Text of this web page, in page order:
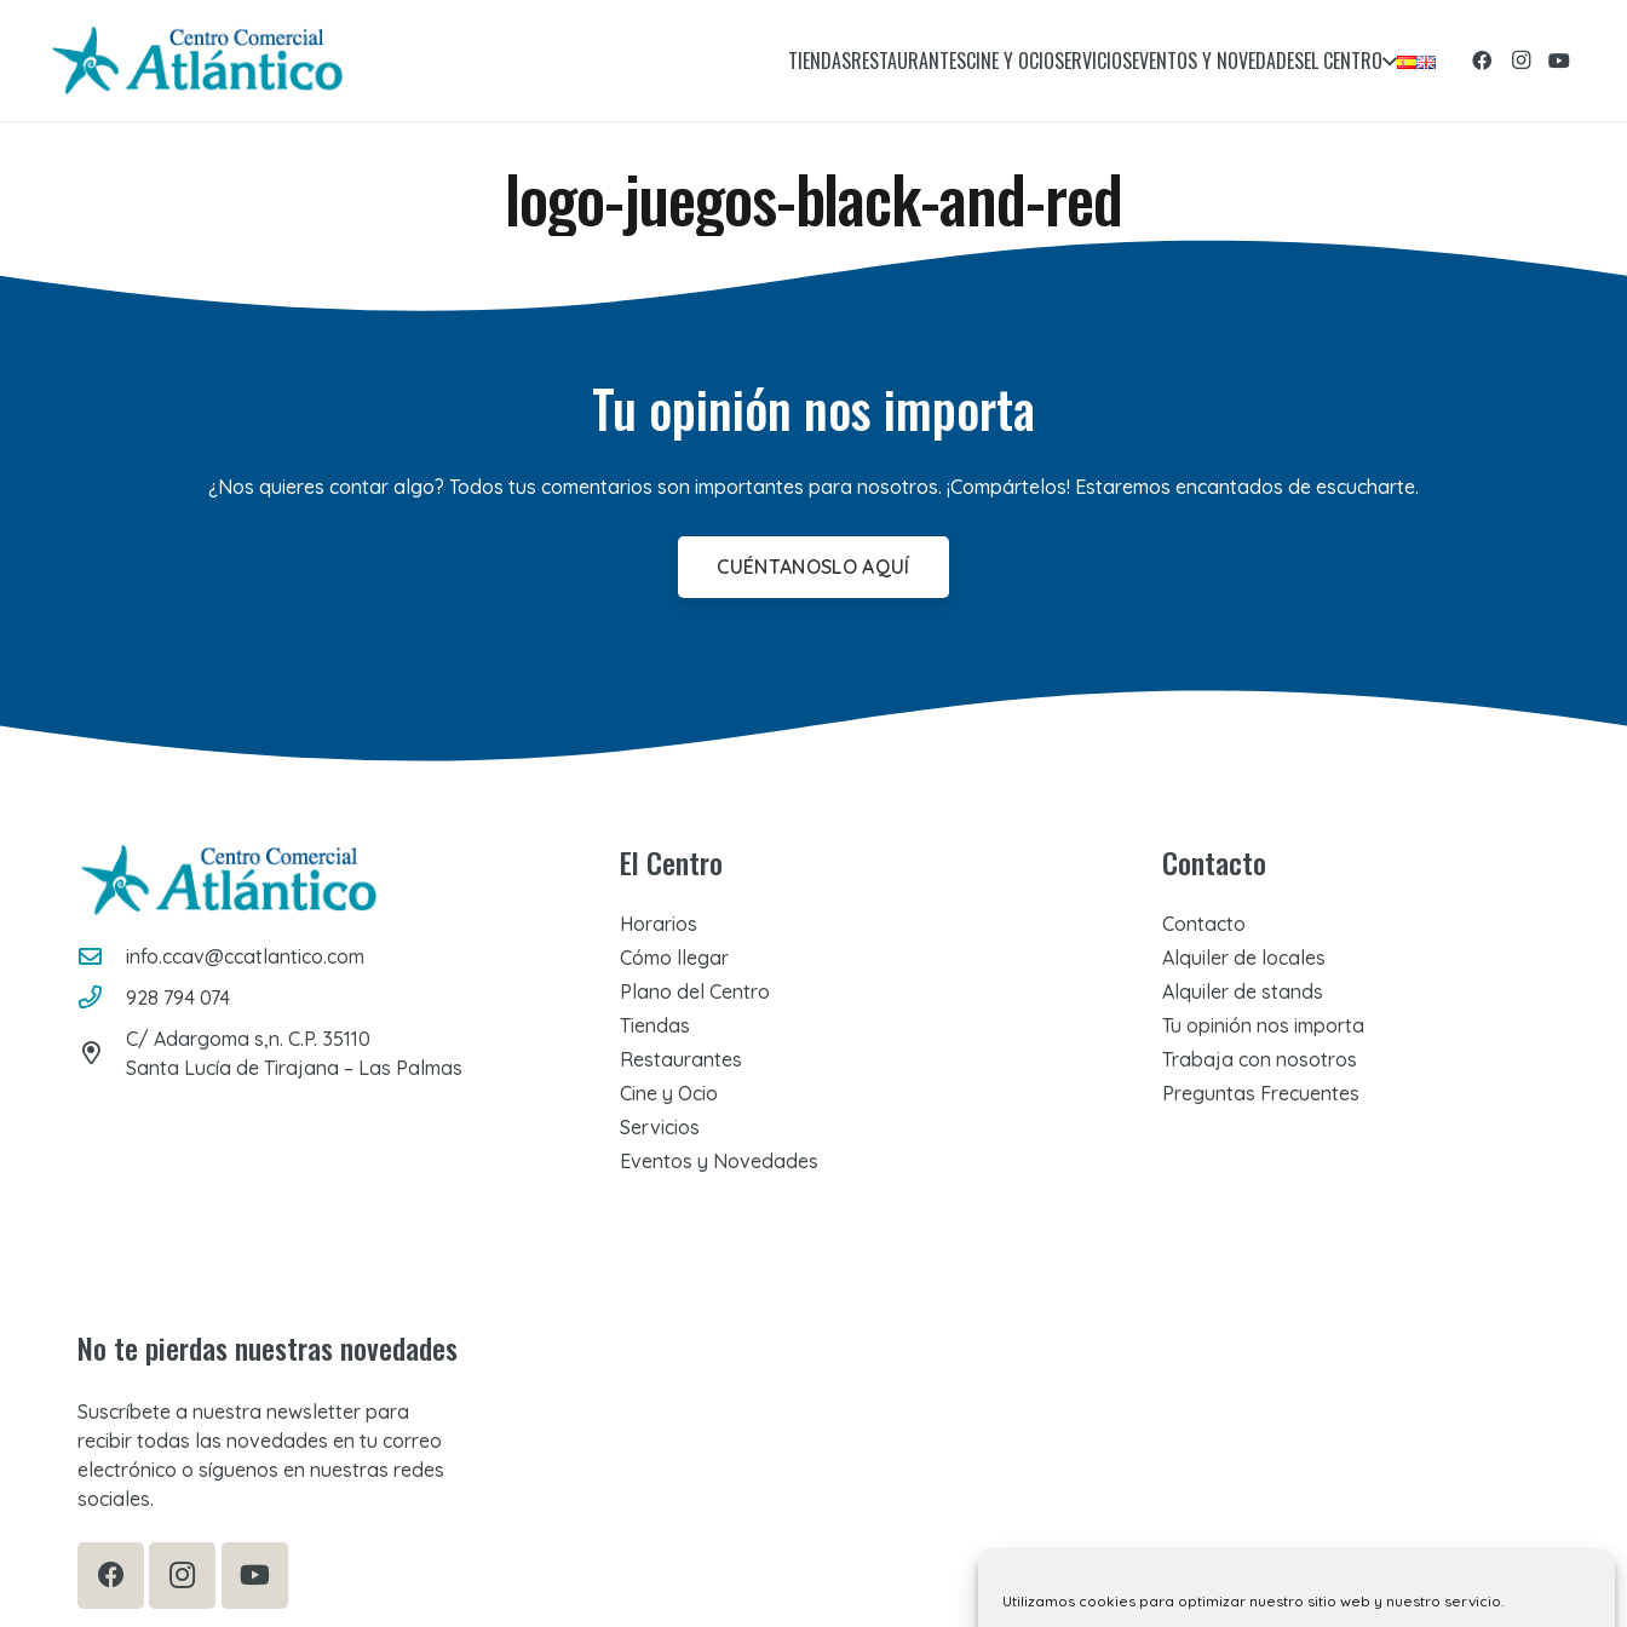
Utilizamos cookies para optimizar nuestro sitio web y nuestro servicio.
TIENDASRESTAURANTESCINE Y OCIOSERVICIOSEVENTOS Y NOVEDADESEL CENTRO
logo-juegos-black-and-red
Tu opinión nos importa
¿Nos quieres contar algo? Todos tus comentarios son importantes para nosotros. ¡Compártelos! Estaremos encantados de escucharte.
CUÉNTANOSLO AQUÍ
info.ccav@ccatlantico.com
928 794 074
C/ Adargoma s,n. C.P. 35110
Santa Lucía de Tirajana – Las Palmas
El Centro
Horarios
Cómo llegar
Plano del Centro
Tiendas
Restaurantes
Cine y Ocio
Servicios
Eventos y Novedades
Contacto
Contacto
Alquiler de locales
Alquiler de stands
Tu opinión nos importa
Trabaja con nosotros
Preguntas Frecuentes
No te pierdas nuestras novedades
Suscríbete a nuestra newsletter para
recibir todas las novedades en tu correo
electrónico o síguenos en nuestras redes
sociales.